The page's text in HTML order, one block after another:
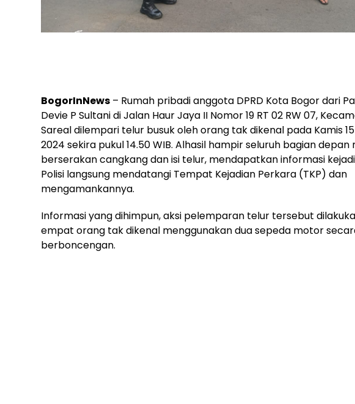
BogorInNews – Rumah pribadi anggota DPRD Kota Bogor dari
Devie P Sultani di Jalan Haur Jaya II Nomor 19 RT 02 RW 07,
Sareal dilempari telur busuk oleh orang tak dikenal pada Kamis
2024 sekira pukul 14.50 WIB. Alhasil hampir seluruh bagian depan
berserakan cangkang dan isi telur, mendapatkan informasi
Polisi langsung mendatangi Tempat Kejadian Perkara (TKP) dan
mengamankannya.
Informasi yang dihimpun, aksi pelemparan telur tersebut
empat orang tak dikenal menggunakan dua sepeda motor
berboncengan.